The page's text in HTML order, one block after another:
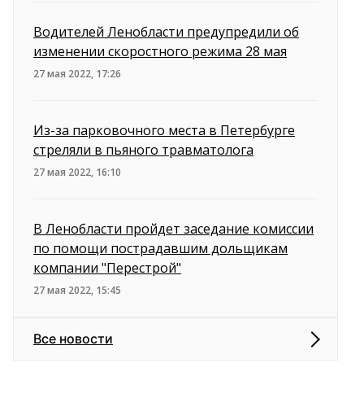
Водителей Ленобласти предупредили об
изменении скоростного режима 28 мая
27 мая 2022, 17:26
Из-за парковочного места в Петербурге
стреляли в пьяного травматолога
27 мая 2022, 16:10
В Ленобласти пройдет заседание комиссии
по помощи пострадавшим дольщикам
компании "Перестрой"
27 мая 2022, 15:45
Все новости